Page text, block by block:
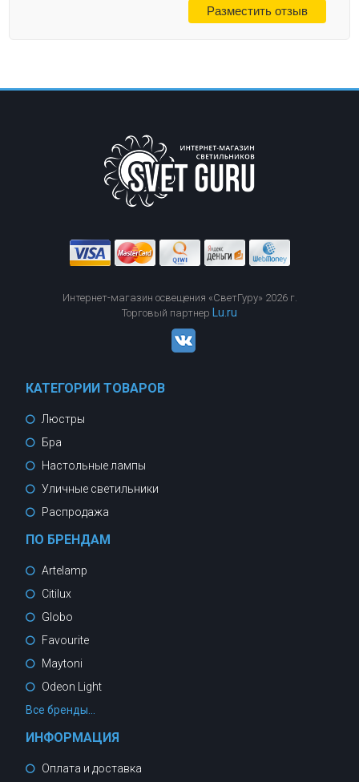
Интернет-магазин освещения «СветГуру» 2026 г.
Торговый партнер Lu.ru
КАТЕГОРИИ ТОВАРОВ
Люстры
Бра
Настольные лампы
Уличные светильники
Распродажа
ПО БРЕНДАМ
Artelamp
Citilux
Globo
Favourite
Maytoni
Odeon Light
Все бренды...
ИНФОРМАЦИЯ
Оплата и доставка